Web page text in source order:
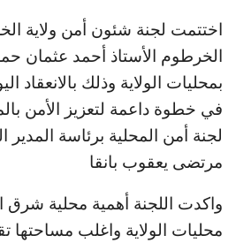
اختتمت لجنة شئون أمن ولاية
الخرطوم الأستاذ أحمد عثمان
بمحليات الولاية وذلك بالانعقاد
في خطوة داعمة لتعزيز الأمن
لجنة أمن المحلية برئاسة المدير
مرتضى يعقوب بانقا
واكدت اللجنة أهمية محلية شرق
محليات الولاية واغلب مساحتها